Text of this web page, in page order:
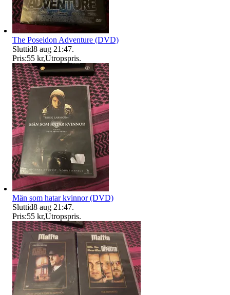
The Poseidon Adventure (DVD)
Sluttid8 aug 21:47.
Pris:55 kr,Utropspris.
Män som hatar kvinnor (DVD)
Sluttid8 aug 21:47.
Pris:55 kr,Utropspris.